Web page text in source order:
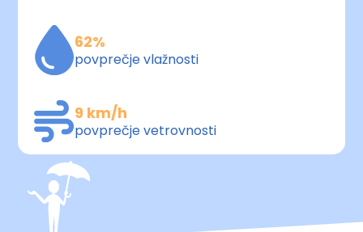
62%
povprečje vlažnosti
9 km/h
povprečje vetrovnosti